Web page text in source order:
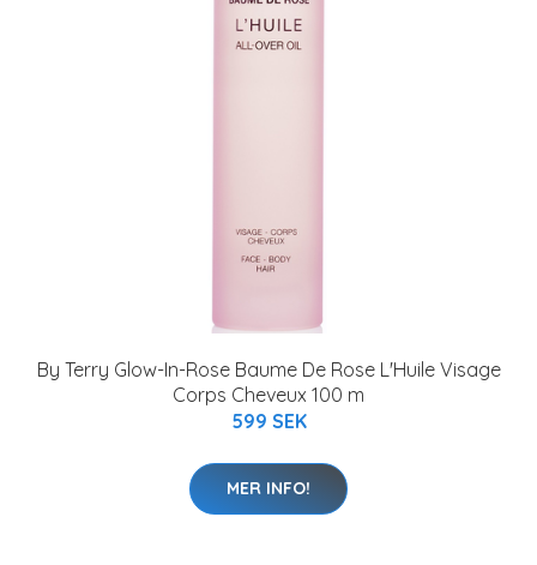
By Terry Glow-In-Rose Baume De Rose L'Huile Visage
Corps Cheveux 100 m
599 SEK
MER INFO!